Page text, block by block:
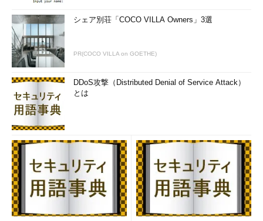
シェア別荘「COCO VILLA Owners」3選
PR(COCO VILLA on GOETHE)
DDoS攻撃（Distributed Denial of Service Attack）
とは